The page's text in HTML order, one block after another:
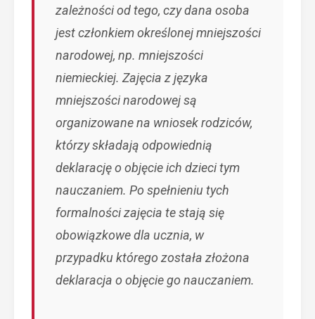
zależności od tego, czy dana osoba
jest członkiem określonej mniejszości
narodowej, np. mniejszości
niemieckiej. Zajęcia z języka
mniejszości narodowej są
organizowane na wniosek rodziców,
którzy składają odpowiednią
deklarację o objęcie ich dzieci tym
nauczaniem. Po spełnieniu tych
formalności zajęcia te stają się
obowiązkowe dla ucznia, w
przypadku którego została złożona
deklaracja o objęcie go nauczaniem.